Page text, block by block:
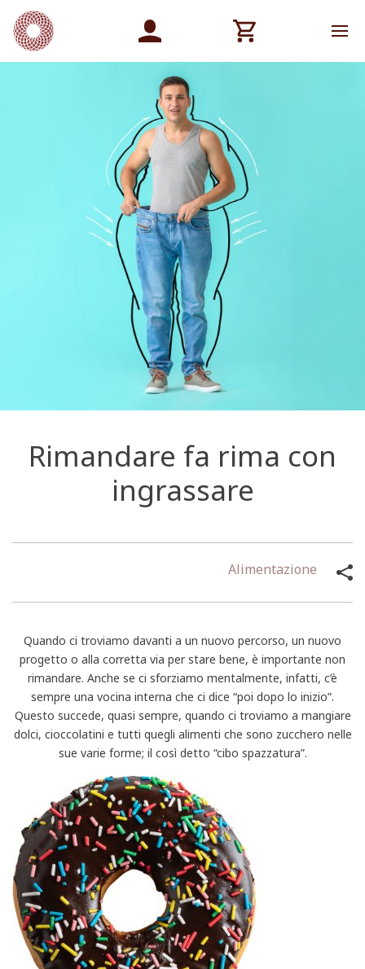
Rimandare fa rima con
ingrassare
Alimentazione
Quando ci troviamo davanti a un nuovo percorso, un nuovo
progetto o alla corretta via per stare bene, è importante non
rimandare. Anche se ci sforziamo mentalmente, infatti, c’è
sempre una vocina interna che ci dice “poi dopo lo inizio”.
Questo succede, quasi sempre, quando ci troviamo a mangiare
dolci, cioccolatini e tutti quegli alimenti che sono zucchero nelle
sue varie forme; il così detto “cibo spazzatura”.